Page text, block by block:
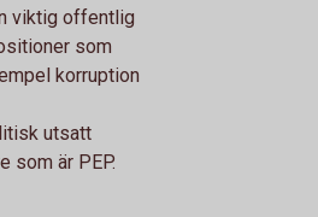
viktig offentlig
som
korruption
utsatt
som är PEP.